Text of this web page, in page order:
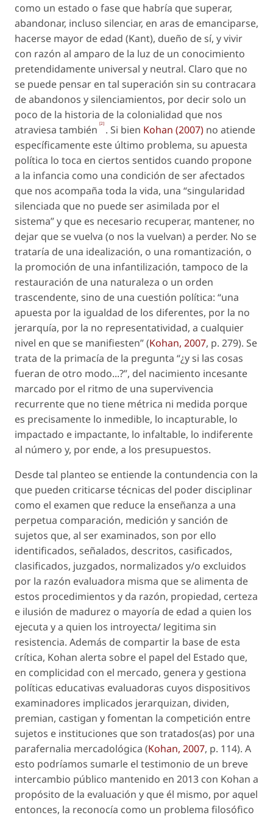
como un estado o fase que habría que superar,
abandonar, incluso silenciar, en aras de emanciparse,
hacerse mayor de edad (Kant), dueño de sí, y vivir
con razón al amparo de la luz de un conocimiento
pretendidamente universal y neutral. Claro que no
se puede pensar en tal superación sin su contracara
de abandonos y silenciamientos, por decir solo un
poco de la historia de la colonialidad que nos
atraviesa también [2] . Si bien Kohan (2007) no atiende
específicamente este último problema, su apuesta
política lo toca en ciertos sentidos cuando propone
a la infancia como una condición de ser afectados
que nos acompaña toda la vida, una “singularidad
silenciada que no puede ser asimilada por el
sistema” y que es necesario recuperar, mantener, no
dejar que se vuelva (o nos la vuelvan) a perder. No se
trataría de una idealización, o una romantización, o
la promoción de una infantilización, tampoco de la
restauración de una naturaleza o un orden
trascendente, sino de una cuestión política: “una
apuesta por la igualdad de los diferentes, por la no
jerarquía, por la no representatividad, a cualquier
nivel en que se manifiesten” (Kohan, 2007, p. 279). Se
trata de la primacía de la pregunta “¿y si las cosas
fueran de otro modo...?”, del nacimiento incesante
marcado por el ritmo de una supervivencia
recurrente que no tiene métrica ni medida porque
es precisamente lo inmedible, lo incapturable, lo
impactado e impactante, lo infaltable, lo indiferente
al número y, por ende, a los presupuestos.
Desde tal planteo se entiende la contundencia con la
que pueden criticarse técnicas del poder disciplinar
como el examen que reduce la enseñanza a una
perpetua comparación, medición y sanción de
sujetos que, al ser examinados, son por ello
identificados, señalados, descritos, casificados,
clasificados, juzgados, normalizados y/o excluidos
por la razón evaluadora misma que se alimenta de
estos procedimientos y da razón, propiedad, certeza
e ilusión de madurez o mayoría de edad a quien los
ejecuta y a quien los introyecta/ legitima sin
resistencia. Además de compartir la base de esta
crítica, Kohan alerta sobre el papel del Estado que,
en complicidad con el mercado, genera y gestiona
políticas educativas evaluadoras cuyos dispositivos
examinadores implicados jerarquizan, dividen,
premian, castigan y fomentan la competición entre
sujetos e instituciones que son tratados(as) por una
parafernalia mercadológica (Kohan, 2007, p. 114). A
esto podríamos sumarle el testimonio de un breve
intercambio público mantenido en 2013 con Kohan a
propósito de la evaluación y que él mismo, por aquel
entonces, la reconocía como un problema filosófico